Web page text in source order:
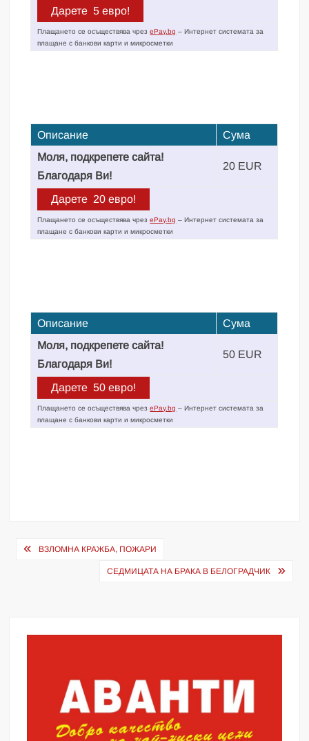
Плащането се осъществява чрезePay.bg – Интернет системата за
плащане с банкови карти и микросметки
Описание
Сума
Моля, подкрепете сайта!
Благодаря Ви!
20 EUR
Плащането се осъществява чрезePay.bg – Интернет системата за
плащане с банкови карти и микросметки
Описание
Сума
Моля, подкрепете сайта!
Благодаря Ви!
50 EUR
Плащането се осъществява чрезePay.bg – Интернет системата за
плащане с банкови карти и микросметки
Навигация
ВЗЛОМНА КРАЖБА, ПОЖАРИ
СЕДМИЦАТА НА БРАКА В БЕЛОГРАДЧИК